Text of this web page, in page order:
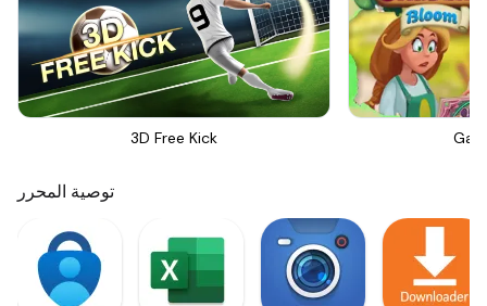
3D Free Kick
توصية المحرر